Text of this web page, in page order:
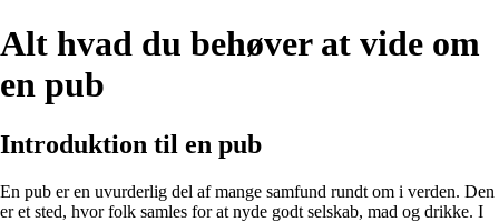
Alt hvad du behøver at vide om
en pub
Introduktion til en pub
En pub er en uvurderlig del af mange samfund rundt om i verden. Den
er et sted, hvor folk samles for at nyde godt selskab, mad og drikke. I